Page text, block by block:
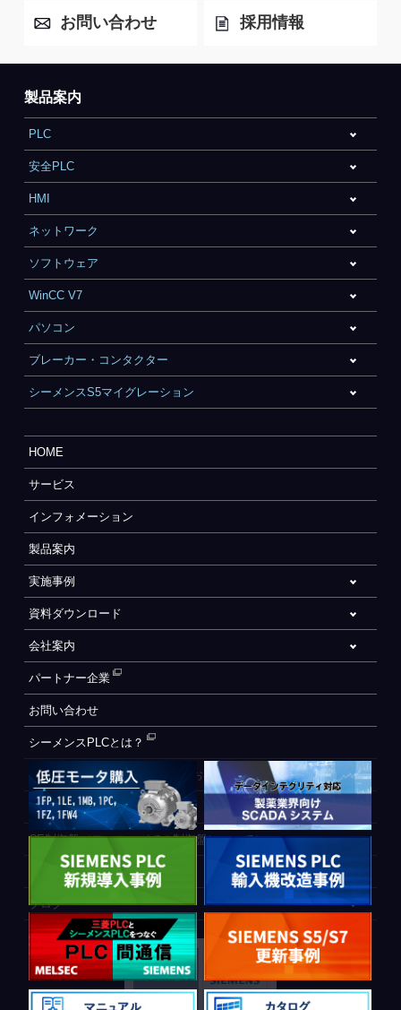
お問い合わせ 採用情報
製品案内
PLC
安全PLC
HMI
ネットワーク
ソフトウェア
WinCC V7
パソコン
ブレーカー・コンタクター
シーメンスS5マイグレーション
HOME
サービス
インフォメーション
製品案内
実施事例
資料ダウンロード
会社案内
パートナー企業
お問い合わせ
シーメンスPLCとは？
自動化設備をご検討されているお客様へ
WEB会員登録フォーム
CE制御盤（ヨーロッパでの制御盤について）
PLC間通信
ブログ